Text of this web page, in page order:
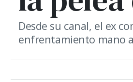
Desde su canal, el ex
enfrentamiento mano